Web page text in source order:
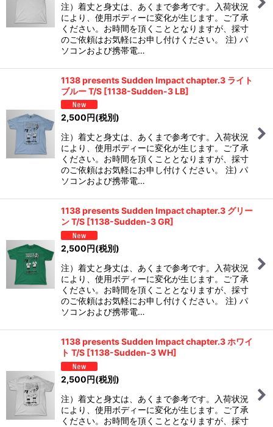
注）着丈と身丈は、あくまで参考です。入荷状況
により、使用ボディーに変化が生じます。ご了承
ください。お時間を頂くこととなりますが、採寸
のご依頼はお気軽にお申し付けください。 注) パ
ソコンおよび携帯電…
1138 presents Sudden Impact chapter.3 ライト
ブルー T/S [1138-Sudden-3 LB]
2,500円(税別)
注）着丈と身丈は、あくまで参考です。入荷状況
により、使用ボディーに変化が生じます。ご了承
ください。お時間を頂くこととなりますが、採寸
のご依頼はお気軽にお申し付けください。 注) パ
ソコンおよび携帯電…
1138 presents Sudden Impact chapter.3 グリー
ン T/S [1138-Sudden-3 GR]
2,500円(税別)
注）着丈と身丈は、あくまで参考です。入荷状況
により、使用ボディーに変化が生じます。ご了承
ください。お時間を頂くこととなりますが、採寸
のご依頼はお気軽にお申し付けください。 注) パ
ソコンおよび携帯電…
1138 presents Sudden Impact chapter.3 ホワイ
ト T/S [1138-Sudden-3 WH]
2,500円(税別)
注）着丈と身丈は、あくまで参考です。入荷状況
により、使用ボディーに変化が生じます。ご了承
ください。お時間を頂くこととなりますが、採寸